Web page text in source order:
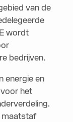
van de
wordt
bedrijven.
energie en
het
maatstaf